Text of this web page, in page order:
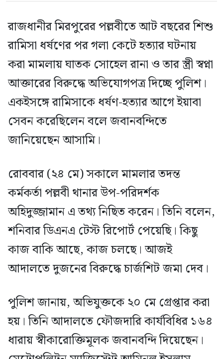
রাজধানীর মিরপুরের পল্লবীতে আট বছরের শিশু
রামিসা ধর্ষণের পর গলা কেটে হত্যার ঘটনায়
করা মামলায় ঘাতক সোহেল রানা ও তার স্ত্রী স্বপ্না
আক্তারের বিরুদ্ধে অভিযোগপত্র দিচ্ছে পুলিশ।
একইসঙ্গে রামিসাকে ধর্ষণ-হত্যার আগে ইয়াবা
সেবন করেছিলেন বলে জবানবন্দিতে
জানিয়েছেন আসামি।
রোববার (২৪ মে) সকালে মামলার তদন্ত
কর্মকর্তা পল্লবী থানার উপ-পরিদর্শক
অহিদুজ্জামান এ তথ্য নিছিত করেন। তিনি বলেন,
শনিবার ডিএনএ টেস্ট রিপোর্ট পেয়েছি। কিছু
কাজ বাকি আছে, কাজ চলছে। আজই
আদালতে দুজনের বিরুদ্ধে চার্জশিট জমা দেব।
পুলিশ জানায়, অভিযুক্তকে ২০ মে গ্রেপ্তার করা
হয়। তিনি আদালতে ফৌজদারি কার্যবিধির ১৬৪
ধারায় স্বীকারোক্তিমূলক জবানবন্দি দিয়েছেন।